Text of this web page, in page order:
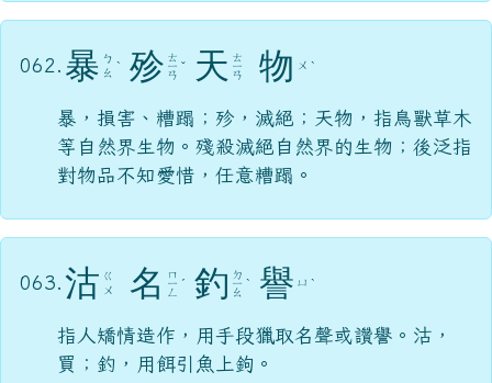
062. 暴 ㄅ
ㄠ ˋ 殄 ㄊ
ㄧ
ㄢ
ˇ 天 ㄊ
ㄧ
ㄢ 物 ㄨ ˋ
暴，損害、糟蹋；殄，滅絕；天物，指鳥獸草木
等自然界生物。殘殺滅絕自然界的生物；後泛指
對物品不知愛惜，任意糟蹋。
063. 沽 ㄍ
ㄨ
名 ㄇ
ㄧ
ㄥ
ˊ 釣 ㄉ
ㄧ
ㄠ
ˋ 譽 ㄩ ˋ
指人矯情造作，用手段獵取名聲或讚譽。沽，
買；釣，用餌引魚上鉤。